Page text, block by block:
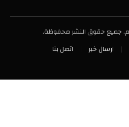
ارسال خبر اتصل بنا